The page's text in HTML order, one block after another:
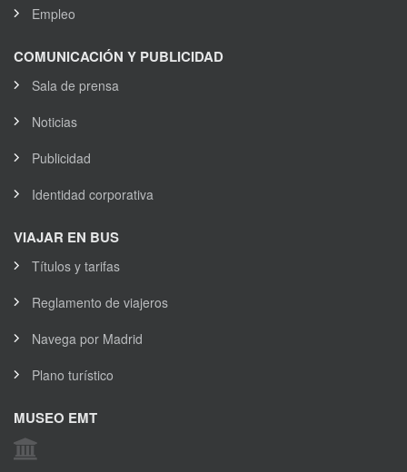
Empleo
COMUNICACIÓN Y PUBLICIDAD
Sala de prensa
Noticias
Publicidad
Identidad corporativa
VIAJAR EN BUS
Títulos y tarifas
Reglamento de viajeros
Navega por Madrid
Plano turístico
MUSEO EMT